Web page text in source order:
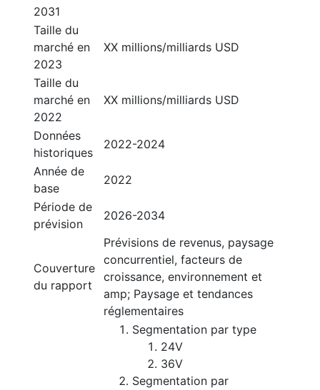
2031
Taille du
marché en
2023
XX millions/milliards USD
Taille du
marché en
2022
XX millions/milliards USD
Données
historiques
2022-2024
Année de
base
2022
Période de
prévision
2026-2034
Couverture
du rapport
Prévisions de revenus, paysage
concurrentiel, facteurs de
croissance, environnement et
amp; Paysage et tendances
réglementaires
Segmentation par type
24V
36V
Segmentation par